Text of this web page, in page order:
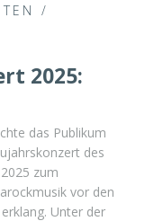
/
2025:
das Publikum
des
zum
vor den
Unter der